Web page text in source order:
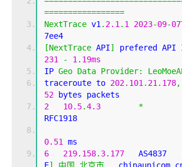
=================
NextTrace v1. 2.1. 1 2023-09-
7ee4
[NextTrace API] prefered API
231
-
1.19ms
IP Geo Data Provider:
traceroute to 202.101. 21.178,
52 bytes packets
2
10.5.4.3
*
RFC1918
0.51 ms
6
219.158. 3.177
   AS4837